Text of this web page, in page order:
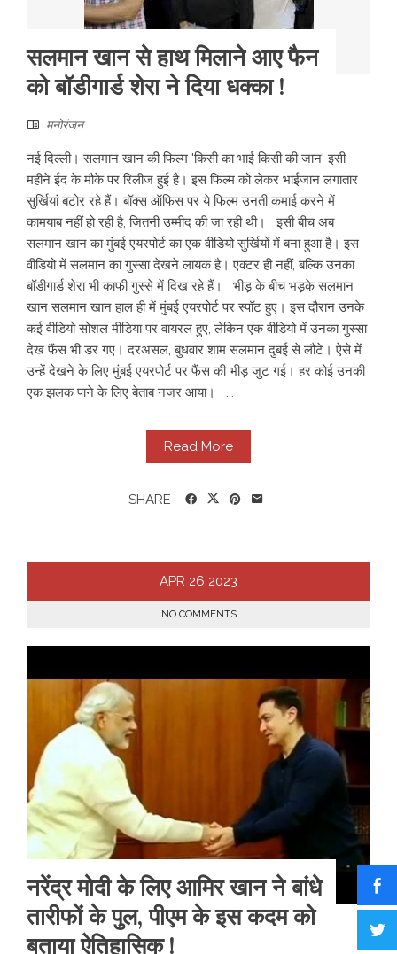
सलमान खान से हाथ मिलाने आए फैन
को बॉडीगार्ड शेरा ने दिया धक्का !
मनोरंजन
नई दिल्ली। सलमान खान की फिल्म 'किसी का भाई किसी की जान' इसी
महीने ईद के मौके पर रिलीज हुई है। इस फिल्म को लेकर भाईजान लगातार
सुर्खियां बटोर रहे हैं। बॉक्स ऑफिस पर ये फिल्म उनती कमाई करने में
कामयाब नहीं हो रही है, जितनी उम्मीद की जा रही थी। इसी बीच अब
सलमान खान का मुंबई एयरपोर्ट का एक वीडियो सुर्खियों में बना हुआ है। इस
वीडियो में सलमान का गुस्सा देखने लायक है। एक्टर ही नहीं, बल्कि उनका
बॉडीगार्ड शेरा भी काफी गुस्से में दिख रहे हैं। भीड़ के बीच भड़के सलमान
खान सलमान खान हाल ही में मुंबई एयरपोर्ट पर स्पॉट हुए। इस दौरान उनके
कई वीडियो सोशल मीडिया पर वायरल हुए, लेकिन एक वीडियो में उनका गुस्सा
देख फैंस भी डर गए। दरअसल, बुधवार शाम सलमान दुबई से लौटे। ऐसे में
उन्हें देखने के लिए मुंबई एयरपोर्ट पर फैंस की भीड़ जुट गई। हर कोई उनकी
एक झलक पाने के लिए बेताब नजर आया। ...
Read More
SHARE
APR 26 2023
NO COMMENTS
नरेंद्र मोदी के लिए आमिर खान ने बांधे
तारीफों के पुल, पीएम के इस कदम को
बताया ऐतिहासिक !